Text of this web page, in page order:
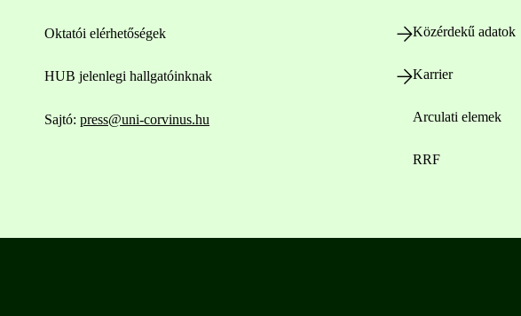
Oktatói elérhetőségek
HUB jelenlegi hallgatóinknak
Sajtó: press@uni-corvinus.hu
Közérdekű adatok
Karrier
Arculati elemek
RRF